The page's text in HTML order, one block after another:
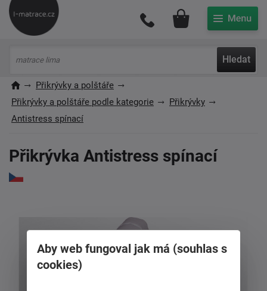
Hledat
Můj účet
Přikrývky a polštáře
Přikrývky a polštáře podle kategorie
Přikrývky
Antistress spínací
Přikrývka Antistress spínací
Aby web fungoval jak má (souhlas s
cookies)